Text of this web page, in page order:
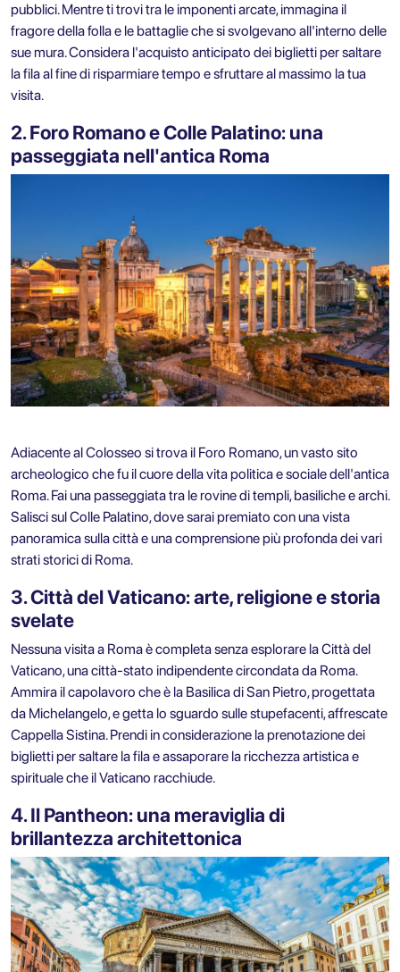
pubblici. Mentre ti trovi tra le imponenti arcate, immagina il
fragore della folla e le battaglie che si svolgevano all'interno delle
sue mura. Considera l'acquisto anticipato dei biglietti per saltare
la fila al fine di risparmiare tempo e sfruttare al massimo la tua
visita.
2. Foro Romano e Colle Palatino: una
passeggiata nell'antica Roma
Adiacente al Colosseo si trova il Foro Romano, un vasto sito
archeologico che fu il cuore della vita politica e sociale dell'antica
Roma. Fai una passeggiata tra le rovine di templi, basiliche e archi.
Salisci sul Colle Palatino, dove sarai premiato con una vista
panoramica sulla città e una comprensione più profonda dei vari
strati storici di Roma.
3. Città del Vaticano: arte, religione e storia
svelate
Nessuna visita a Roma è completa senza esplorare la Città del
Vaticano, una città-stato indipendente circondata da Roma.
Ammira il capolavoro che è la Basilica di San Pietro, progettata
da Michelangelo, e getta lo sguardo sulle stupefacenti, affrescate
Cappella Sistina. Prendi in considerazione la prenotazione dei
biglietti per saltare la fila e assaporare la ricchezza artistica e
spirituale che il Vaticano racchiude.
4. Il Pantheon: una meraviglia di
brillantezza architettonica